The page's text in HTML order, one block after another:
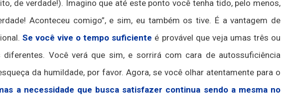
de verdade!). Imagino que até este ponto você tenha tido, pelo menos,
Aconteceu comigo”, e sim, eu também os tive. É a vantagem de
Se você vive o tempo suficiente é provável que veja umas três ou
Você verá que sim, e sorrirá com cara de autossuficiência
da humildade, por favor. Agora, se você olhar atentamente para o
a necessidade que busca satisfazer continua sendo a mesma no